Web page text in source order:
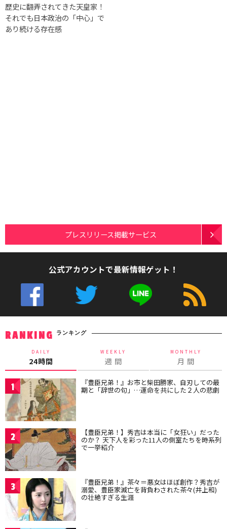
歴史に翻弄されてきた天皇家！
それでも日本政治の「中心」で
あり続ける存在感
プレスリリース掲載サービス
公式アカウントで最新情報ゲット！
RANKING ランキング
DAILY
24時間
WEEKLY
週 間
MONTHLY
月 間
1 『豊臣兄弟！』お市と柴田勝家、自刃しての最
期と「辞世の句」…運命を共にした２人の悲劇
2 【豊臣兄弟！】秀吉は本当に「女狂い」だった
のか？ 天下人を彩った11人の側室たちを時系列
で一挙紹介
3 『豊臣兄弟！』茶々＝悪女はほぼ創作？秀吉が
溺愛、豊臣家滅亡を背負わされた茶々(井上和)
の壮絶すぎる生涯